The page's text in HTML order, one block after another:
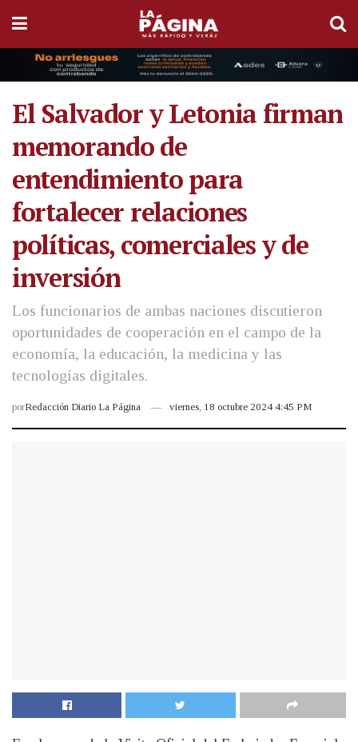
El Salvador y Letonia firman
memorando de
entendimiento para
fortalecer relaciones
políticas, comerciales y de
inversión
Los funcionarios de ambas naciones discutieron
oportunidades de cooperación en el campo de la
economía, la educación, la medicina y las
tecnologías digitales.
porRedacción Diario La Página viernes, 18 octubre 2024 4:45 PM